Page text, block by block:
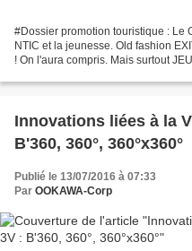
#Dossier promotion touristique : Le
NTIC et la jeunesse. Old fashion
! On l'aura compris. Mais surtout
Innovations liées à la
B'360, 360°, 360°x360°
Publié le 13/07/2016 à 07:33
Par OOKAWA-Corp